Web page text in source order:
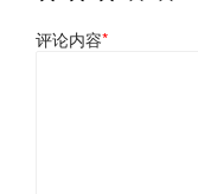
评论内容*